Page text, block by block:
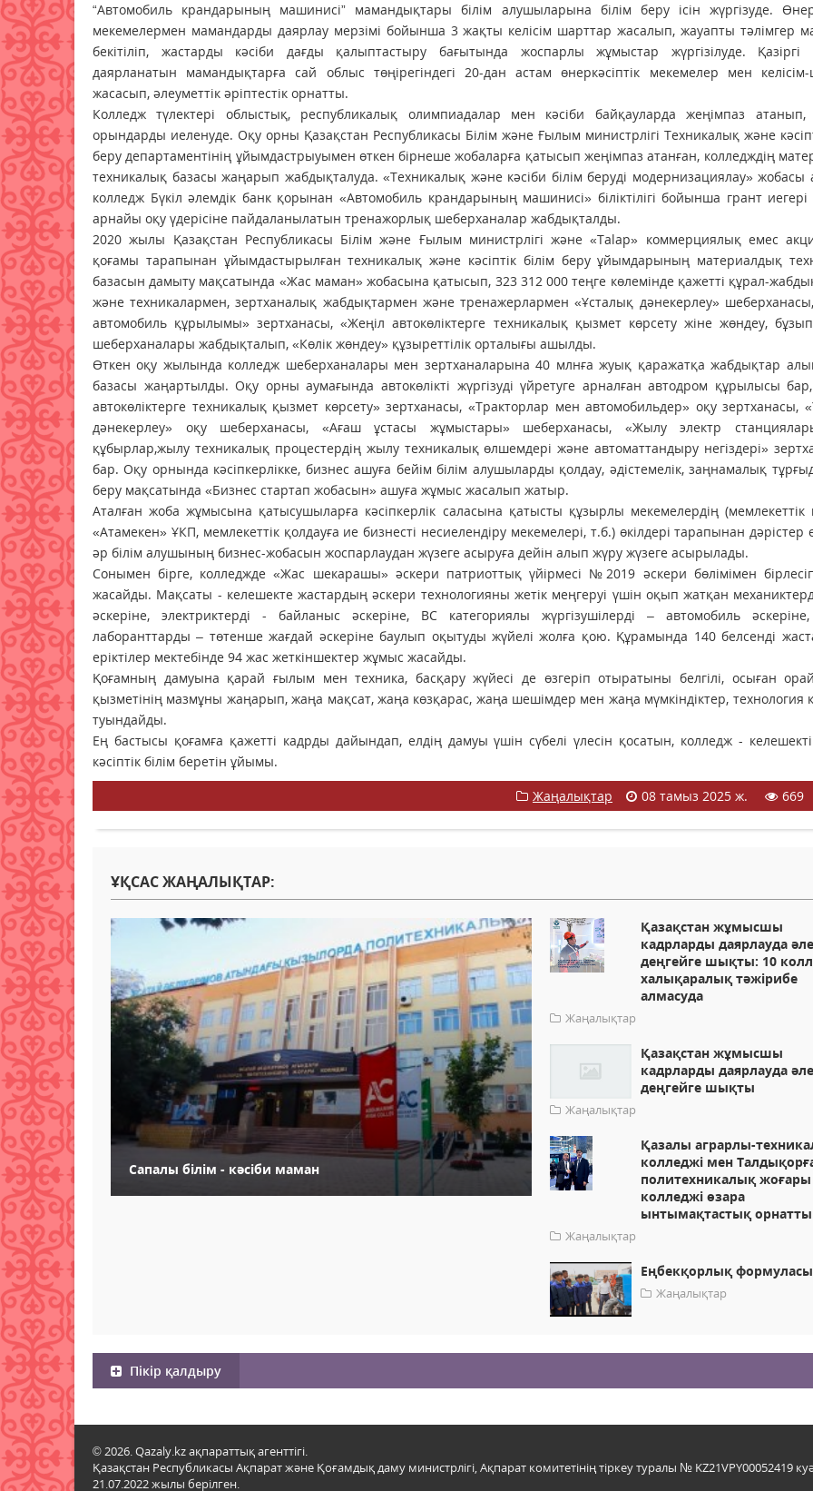
“Автомобиль крандарының машинисі” мамандықтары білім алушыларына білім беру ісін жүргізуде.
мекемелермен мамандарды даярлау мерзімі бойынша 3 жақты келісім шарттар жасалып, жауапты тәлімгер
бекітіліп, жастарды кәсіби дағды қалыптастыру бағытында жоспарлы жұмыстар жүргізілуде. Қазіргі
даярланатын мамандықтарға сай облыс төңірегіндегі 20-дан астам өнеркәсіптік мекемелер мен келісім-
жасасып, әлеуметтік әріптестік орнатты.
Колледж түлектері облыстық, республикалық олимпиадалар мен кәсіби байқауларда жеңімпаз атанып,
орындарды иеленуде. Оқу орны Қазақстан Республикасы Білім және Ғылым министрлігі Техникалық және
беру департаментінің ұйымдастрыуымен өткен бірнеше жобаларға қатысып жеңімпаз атанған, колледждің
техникалық базасы жаңарып жабдықталуда. «Техникалық және кәсіби білім беруді модернизациялау» жобасы
колледж Бүкіл әлемдік банк қорынан «Автомобиль крандарының машинисі» біліктілігі бойынша грант
арнайы оқу үдерісіне пайдаланылатын тренажорлық шеберханалар жабдықталды.
2020 жылы Қазақстан Республикасы Білім және Ғылым министрлігі және «Talap» коммерциялық емес
қоғамы тарапынан ұйымдастырылған техникалық және кәсіптік білім беру ұйымдарының материалдық
базасын дамыту мақсатында «Жас маман» жобасына қатысып, 323 312 000 теңге көлемінде қажетті құрал-
және техникалармен, зертханалық жабдықтармен және тренажерлармен «Ұсталық дәнекерлеу»
автомобиль құрылымы» зертханасы, «Жеңіл автокөліктерге техникалық қызмет көрсету жіне жөндеу,
шеберханалары жабдықталып, «Көлік жөндеу» құзыреттілік орталығы ашылды.
Өткен оқу жылында колледж шеберханалары мен зертханаларына 40 млнға жуық қаражатқа жабдықтар
базасы жаңартылды. Оқу орны аумағында автокөлікті жүргізуді үйретуге арналған автодром құрылысы
автокөліктерге техникалық қызмет көрсету» зертханасы, «Тракторлар мен автомобильдер» оқу зертханасы,
дәнекерлеу» оқу шеберханасы, «Ағаш ұстасы жұмыстары» шеберханасы, «Жылу электр
құбырлар,жылу техникалық процестердің жылу техникалық өлшемдері және автоматтандыру негіздері»
бар. Оқу орнында кәсіпкерлікке, бизнес ашуға бейім білім алушыларды қолдау, әдістемелік, заңнамалық
беру мақсатында «Бизнес стартап жобасын» ашуға жұмыс жасалып жатыр.
Аталған жоба жұмысына қатысушыларға кәсіпкерлік саласына қатысты құзырлы мекемелердің (мемлекеттік
«Атамекен» ҰКП, мемлекеттік қолдауға ие бизнесті несиелендіру мекемелері, т.б.) өкілдері тарапынан дәрістер
әр білім алушының бизнес-жобасын жоспарлаудан жүзеге асыруға дейін алып жүру жүзеге асырылады.
Сонымен бірге, колледжде «Жас шекарашы» әскери патриоттық үйірмесі №2019 әскери бөлімімен
жасайды. Мақсаты - келешекте жастардың әскери технологияны жетік меңгеруі үшін оқып жатқан
әскеріне, электриктерді - байланыс әскеріне, ВС категориялы жүргізушілерді – автомобиль
лаборанттарды – төтенше жағдай әскеріне баулып оқытуды жүйелі жолға қою. Құрамында 140 белсенді
еріктілер мектебінде 94 жас жеткіншектер жұмыс жасайды.
Қоғамның дамуына қарай ғылым мен техника, басқару жүйесі де өзгеріп отыратыны белгілі, осыған
қызметінің мазмұны жаңарып, жаңа мақсат, жаңа көзқарас, жаңа шешімдер мен жаңа мүмкіндіктер, технология
туындайды.
Ең бастысы қоғамға қажетті кадрды дайындап, елдің дамуы үшін сүбелі үлесін қосатын, колледж -
кәсіптік білім беретін ұйымы.
Жаңалықтар
08 тамыз 2025 ж. 669
ҰҚСАС ЖАҢАЛЫҚТАР:
Сапалы білім - кәсіби маман
Қазақстан жұмысшы
кадрларды даярлауда
деңгейге шықты: 10
халықаралық тәжірибе
алмасуда
Жаңалықтар
Қазақстан жұмысшы
кадрларды даярлауда
деңгейге шықты
Жаңалықтар
Қазалы аграрлы-
колледжі мен
политехникалық жоғары
колледжі өзара
ынтымақтастық орнатты
Жаңалықтар
Еңбекқорлық формуласы
Жаңалықтар
Пікір қалдыру
© 2026. Qazaly.kz ақпараттық агенттігі.
Қазақстан Республикасы Ақпарат және Қоғамдық даму министрлігі, Ақпарат комитетінің тіркеу туралы № KZ21VPY00052419
21.07.2022 жылы берілген.